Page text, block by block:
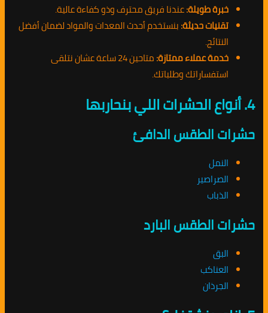
خبرة طويلة:عندنا فريق محترف وذو كفاءة عالية.
تقنيات حديثة:بنستخدم أحدث المعدات والمواد لضمان أفضل
النتائج.
خدمة عملاء ممتازة:
متاحين 24 ساعة عشان نتلقى
استفساراتك وطلباتك.
4. أنواع الحشرات اللي بنحاربها
حشرات الطقس الدافئ
النمل
الصراصير
الذباب
حشرات الطقس البارد
البق
العناكب
الجرذان